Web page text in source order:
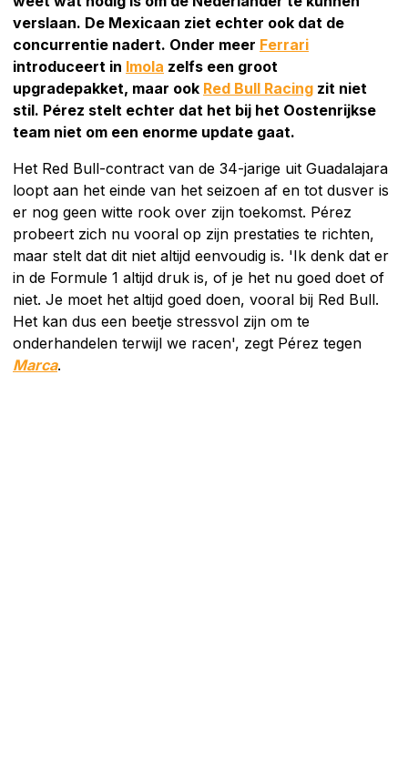
verslaan. De Mexicaan ziet echter ook dat de
concurrentie nadert. Onder meer Ferrari
introduceert in Imola zelfs een groot
upgradepakket, maar ook Red Bull Racing zit niet
stil. Pérez stelt echter dat het bij het Oostenrijkse
team niet om een enorme update gaat.
Het Red Bull-contract van de 34-jarige uit Guadalajara
loopt aan het einde van het seizoen af en tot dusver is
er nog geen witte rook over zijn toekomst. Pérez
probeert zich nu vooral op zijn prestaties te richten,
maar stelt dat dit niet altijd eenvoudig is. 'Ik denk dat er
in de Formule 1 altijd druk is, of je het nu goed doet of
niet. Je moet het altijd goed doen, vooral bij Red Bull.
Het kan dus een beetje stressvol zijn om te
onderhandelen terwijl we racen', zegt Pérez tegen
Marca.